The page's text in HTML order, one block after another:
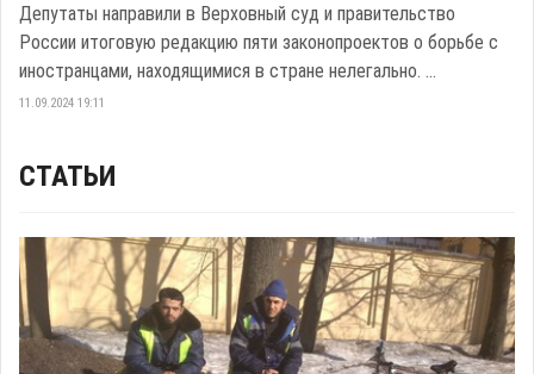
Депутаты направили в Верховный суд и правительство
России итоговую редакцию пяти законопроектов о борьбе с
иностранцами, находящимися в стране нелегально. ...
11.09.2024 19:11
СТАТЬИ